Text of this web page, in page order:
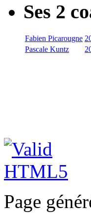
Ses 2
Fabien Picarougne
Pascale Kuntz
Page